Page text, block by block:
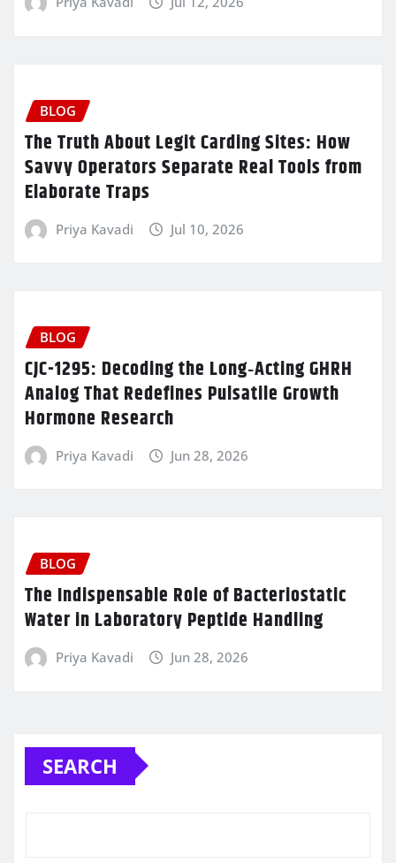
BLOG
The Truth About Legit Carding Sites: How
Savvy Operators Separate Real Tools from
Elaborate Traps
Priya Kavadi Jul 10, 2026
BLOG
CJC-1295: Decoding the Long‑Acting GHRH
Analog That Redefines Pulsatile Growth
Hormone Research
Priya Kavadi Jun 28, 2026
BLOG
The Indispensable Role of Bacteriostatic
Water in Laboratory Peptide Handling
Priya Kavadi Jun 28, 2026
SEARCH